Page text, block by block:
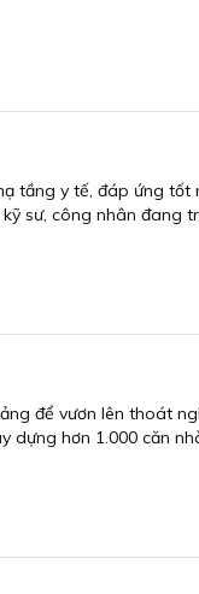
tầng y tế, đáp ứng tốt
sư, công nhân đang
để vươn lên thoát
dựng hơn 1.000 căn